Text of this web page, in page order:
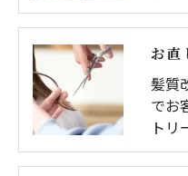
お直
髪質
でお
ト